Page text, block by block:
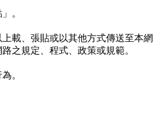
。
載、張貼或以其他方式傳送至本
之規定、程式、政策或規範。
。